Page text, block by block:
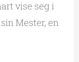
vise seg i
Mester, en